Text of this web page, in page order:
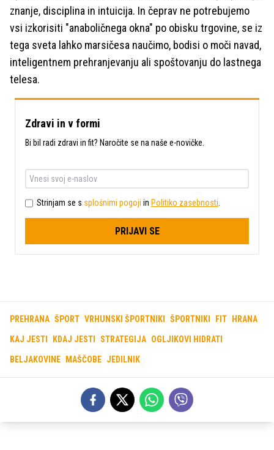
znanje, disciplina in intuicija. In čeprav ne potrebujemo
vsi izkorisiti "anaboličnega okna" po obisku trgovine, se iz
tega sveta lahko marsičesa naučimo, bodisi o moči navad,
inteligentnem prehranjevanju ali spoštovanju do lastnega
telesa.
Zdravi in v formi
Bi bil radi zdravi in fit? Naročite se na naše e-novičke.
Strinjam se s splošnimi pogoji in Politiko zasebnosti
PRIJAVI SE
PREHRANA ŠPORT VRHUNSKI ŠPORTNIKI ŠPORTNIKI FIT HRANA
KAJ JESTI KDAJ JESTI STRATEGIJA OGLJIKOVI HIDRATI
BELJAKOVINE MAŠČOBE JEDILNIK